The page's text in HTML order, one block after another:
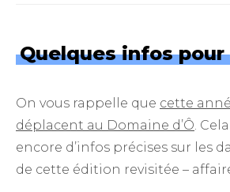
Quelques infos
On vous rappelle que cette
déplacent au Domaine d’Ô.
encore d’infos précises sur les
de cette édition revisitée –